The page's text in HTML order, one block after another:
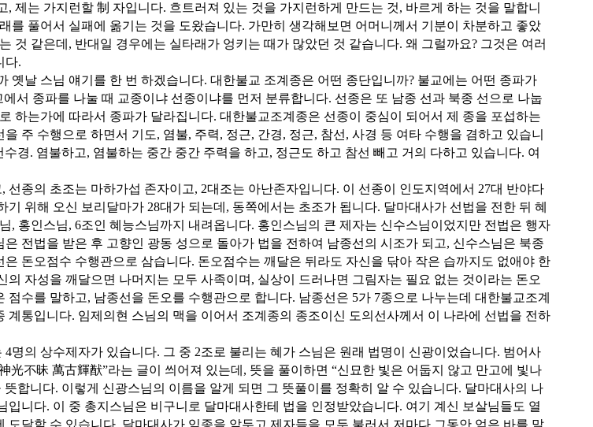
, 제는 가지런할 制 자입니다. 흐트러져 있는 것을 가지런하게 만드는 것, 바르게 하는 것을 말합니
를 풀어서 실패에 옮기는 것을 도왔습니다. 가만히 생각해보면 어머니께서 기분이 차분하고 좋았
것 같은데, 반대일 경우에는 실타래가 엉키는 때가 많았던 것 같습니다. 왜 그럴까요? 그것은 여러
다.
옛날 스님 얘기를 한 번 하겠습니다. 대한불교 조계종은 어떤 종단입니까? 불교에는 어떤 종파가
서 종파를 나눌 때 교종이냐 선종이냐를 먼저 분류합니다. 선종은 또 남종 선과 북종 선으로 나눕
하는가에 따라서 종파가 달라집니다. 대한불교조계종은 선종이 중심이 되어서 제 종을 포섭하는
주 수행으로 하면서 기도, 염불, 주력, 정근, 간경, 정근, 참선, 사경 등 여타 수행을 겸하고 있습니
경. 염불하고, 염불하는 중간 중간 주력을 하고, 정근도 하고 참선 빼고 거의 다하고 있습니다. 여
선종의 초조는 마하가섭 존자이고, 2대조는 아난존자입니다. 이 선종이 인도지역에서 27대 반야다
기 위해 오신 보리달마가 28대가 되는데, 동쪽에서는 초조가 됩니다. 달마대사가 선법을 전한 뒤 혜
, 홍인스님, 6조인 혜능스님까지 내려옵니다. 홍인스님의 큰 제자는 신수스님이었지만 전법은 행자
전법을 받은 후 고향인 광동 성으로 돌아가 법을 전하여 남종선의 시조가 되고, 신수스님은 북종
돈오점수 수행관으로 삼습니다. 돈오점수는 깨달은 뒤라도 자신을 닦아 작은 습까지도 없애야 한
의 자성을 깨달으면 나머지는 모두 사족이며, 실상이 드러나면 그림자는 필요 없는 것이라는 돈오
점수를 말하고, 남종선을 돈오를 수행관으로 합니다. 남종선은 5가 7종으로 나누는데 대한불교조계
계통입니다. 임제의현 스님의 맥을 이어서 조계종의 종조이신 도의선사께서 이 나라에 선법을 전하
명의 상수제자가 있습니다. 그 중 2조로 불리는 혜가 스님은 원래 법명이 신광이었습니다. 범어사
光不昧 萬古輝猷”라는 글이 씌어져 있는데, 뜻을 풀이하면 “신묘한 빛은 어둡지 않고 만고에 빛나
뜻합니다. 이렇게 신광스님의 이름을 알게 되면 그 뜻풀이를 정확히 알 수 있습니다. 달마대사의 나
입니다. 이 중 총지스님은 비구니로 달마대사한테 법을 인정받았습니다. 여기 계신 보살님들도 열
도달할 수 있습니다. 달마대사가 임종을 앞두고 제자들을 모두 불러서 저마다 그동안 얻은 바를 말